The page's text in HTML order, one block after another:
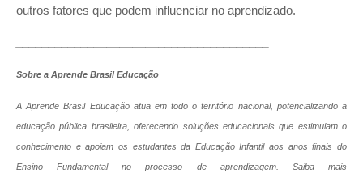
outros fatores que podem influenciar no aprendizado.
Sobre a Aprende Brasil Educação
A Aprende Brasil Educação atua em todo o território nacional, potencializando a
educação pública brasileira, oferecendo soluções educacionais que estimulam o
conhecimento e apoiam os estudantes da Educação Infantil aos anos finais do
Ensino Fundamental no processo de aprendizagem. Saiba mais